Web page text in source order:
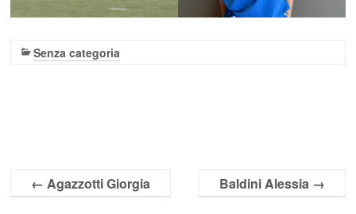
Senza categoria
← Agazzotti Giorgia Baldini Alessia →